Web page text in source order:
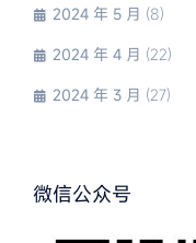
2024 年 5 月 (8)
2024 年 4 月 (22)
2024 年 3 月 (27)
微信公众号